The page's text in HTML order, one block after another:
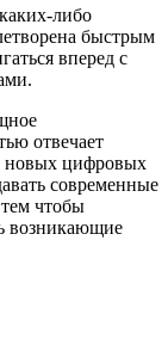
либо
быстрым
вперед с
отвечает
новых цифровых
современные
чтобы
возникающие